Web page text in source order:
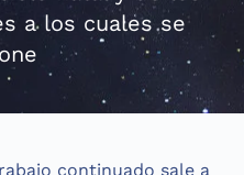
a los cuales se
continuado sale a